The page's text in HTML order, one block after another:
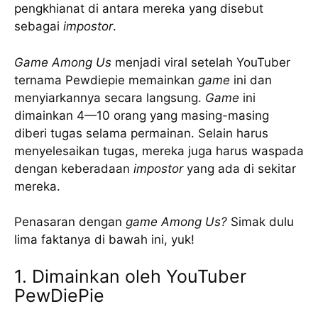
pengkhianat di antara mereka yang disebut
sebagai impostor.
Game Among Us menjadi viral setelah YouTuber
ternama Pewdiepie memainkan game ini dan
menyiarkannya secara langsung. Game ini
dimainkan 4—10 orang yang masing-masing
diberi tugas selama permainan. Selain harus
menyelesaikan tugas, mereka juga harus waspada
dengan keberadaan impostor yang ada di sekitar
mereka.
Penasaran dengan gameAmong Us? Simak dulu
lima faktanya di bawah ini, yuk!
1. Dimainkan oleh YouTuber
PewDiePie